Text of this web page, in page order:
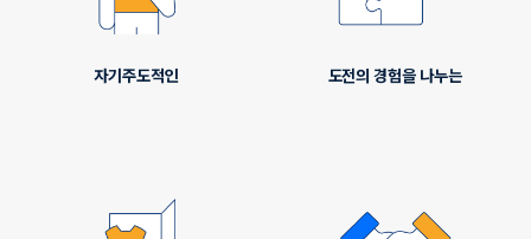
자기주도적인 도전의 경험을 나누는